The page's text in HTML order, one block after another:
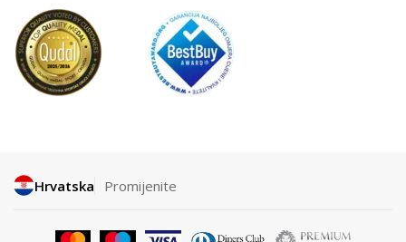
Hrvatska Promijenite